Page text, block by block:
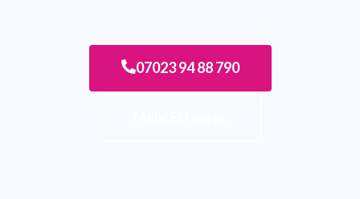
07023 94 88 790